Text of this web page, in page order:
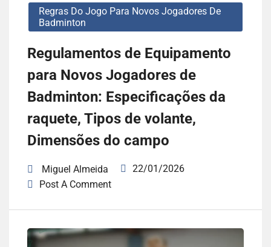
Regras Do Jogo Para Novos Jogadores De
Badminton
Regulamentos de Equipamento
para Novos Jogadores de
Badminton: Especificações da
raquete, Tipos de volante,
Dimensões do campo
Miguel Almeida
22/01/2026
Post A Comment